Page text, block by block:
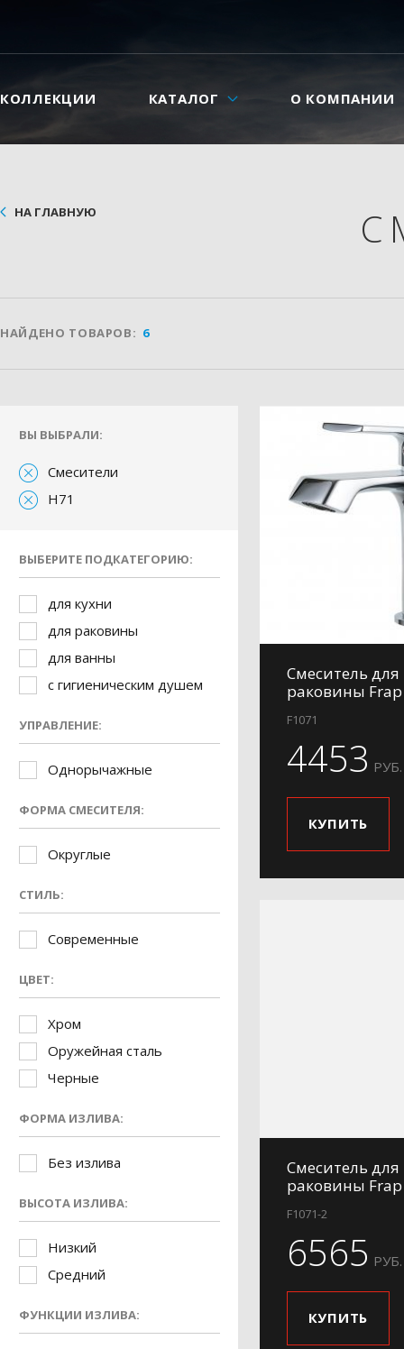
КОЛЛЕКЦИИ КАТАЛОГ О КОМПАНИИ
НА ГЛАВНУЮ
НАЙДЕНО ТОВАРОВ: 6
ВЫ ВЫБРАЛИ:
Смесители
H71
ВЫБЕРИТЕ ПОДКАТЕГОРИЮ:
для кухни
для раковины
для ванны
с гигиеническим душем
УПРАВЛЕНИЕ:
Однорычажные
ФОРМА СМЕСИТЕЛЯ:
Округлые
СТИЛЬ:
Современные
ЦВЕТ:
Хром
Оружейная сталь
Черные
ФОРМА ИЗЛИВА:
Без излива
ВЫСОТА ИЗЛИВА:
Низкий
Средний
ФУНКЦИИ ИЗЛИВА:
Смеситель для
раковины Frap
F1071
4453 РУБ.
КУПИТЬ
Смеситель для
раковины Frap
F1071-2
6565 РУБ.
КУПИТЬ